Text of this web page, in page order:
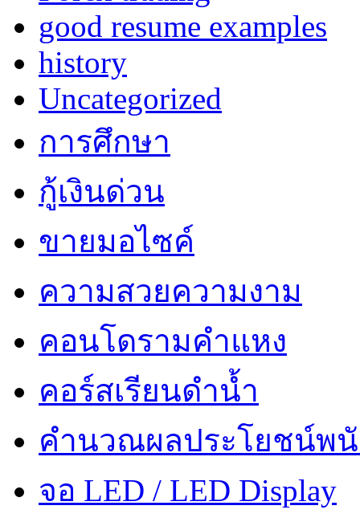
good resume examples
history
Uncategorized
การศึกษา
กู้เงินด่วน
ขายมอไซค์
ความสวยความงาม
คอนโดรามคำแหง
คอร์สเรียนดำน้ำ
คำนวณผลประโยชน์พ
จอ LED / LED Display